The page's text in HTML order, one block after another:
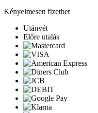
Kényelmesen fizethet
Utánvét
Előre utalás